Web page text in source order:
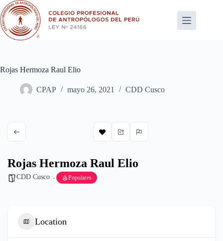
Saltar
al
contenido
Rojas Hermoza Raul Elio
CPAP mayo 26, 2021 CDD Cusco
Rojas Hermoza Raul Elio
CDD Cusco Populares
Location